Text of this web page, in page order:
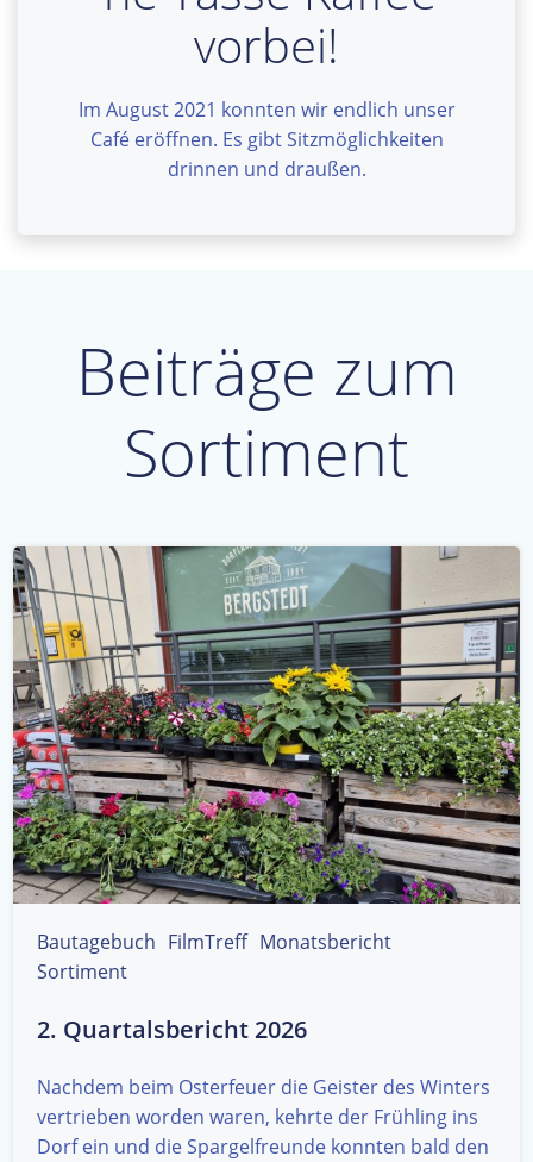
vorbei!
Im August 2021 konnten wir endlich unser
Café eröffnen. Es gibt Sitzmöglichkeiten
drinnen und draußen.
Beiträge zum
Sortiment
Bautagebuch FilmTreff Monatsbericht
Sortiment
2. Quartalsbericht 2026
Nachdem beim Osterfeuer die Geister des Winters
vertrieben worden waren, kehrte der Frühling ins
Dorf ein und die Spargelfreunde konnten bald den